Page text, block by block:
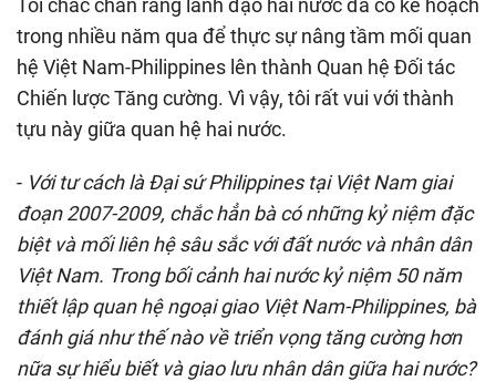
trong nhiều năm qua để thực sự nâng tầm mối quan
hệ Việt Nam-Philippines lên thành Quan hệ Đối tác
Chiến lược Tăng cường. Vì vậy, tôi rất vui với thành
tựu này giữa quan hệ hai nước.
- Với tư cách là Đại sứ Philippines tại Việt Nam giai
đoạn 2007-2009, chắc hẳn bà có những kỷ niệm đặc
biệt và mối liên hệ sâu sắc với đất nước và nhân dân
Việt Nam. Trong bối cảnh hai nước kỷ niệm 50 năm
thiết lập quan hệ ngoại giao Việt Nam-Philippines, bà
đánh giá như thế nào về triển vọng tăng cường hơn
nữa sự hiểu biết và giao lưu nhân dân giữa hai nước?